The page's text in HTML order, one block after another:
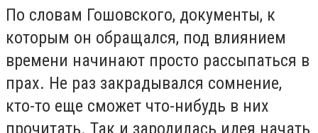
По словам Гошовского, документы, к
которым он обращался, под влиянием
времени начинают просто рассыпаться в
прах. Не раз закрадывался сомнение,
кто-то еще сможет что-нибудь в них
прочитать. Так и зародилась идея начать